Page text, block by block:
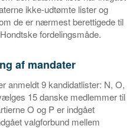
ikke-udtømte lister og
de er nærmest berettigede til
fordelingsmåde.
af mandater
anmeldt 9 kandidatlister: N, O,
15 danske medlemmer til
O og P er indgået
valgforbund mellem